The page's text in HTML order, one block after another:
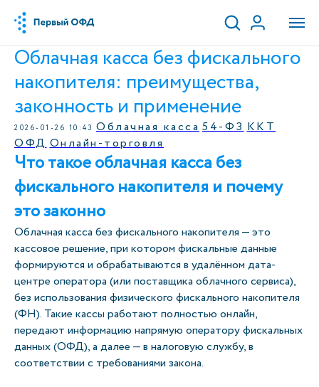
Облачная касса без фискального
накопителя: преимущества,
законность и применение
2026-01-26 10:43 Облачная касса54-ФЗККТ
ОФДОнлайн-торговля
Что такое облачная касса без
фискального накопителя и почему
это законно
Облачная касса без фискального накопителя — это
кассовое решение, при котором фискальные данные
формируются и обрабатываются в удалённом дата-
центре оператора (или поставщика облачного сервиса),
без использования физического фискального накопителя
(ФН). Такие кассы работают полностью онлайн,
передают информацию напрямую оператору фискальных
данных (ОФД), а далее — в налоговую службу, в
соответствии с требованиями закона.